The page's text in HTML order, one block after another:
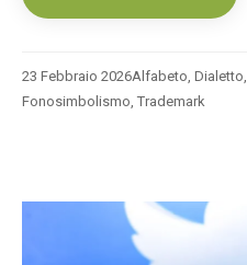
23 Febbraio 2026Alfabeto, Dialetto,
Fonosimbolismo, Trademark